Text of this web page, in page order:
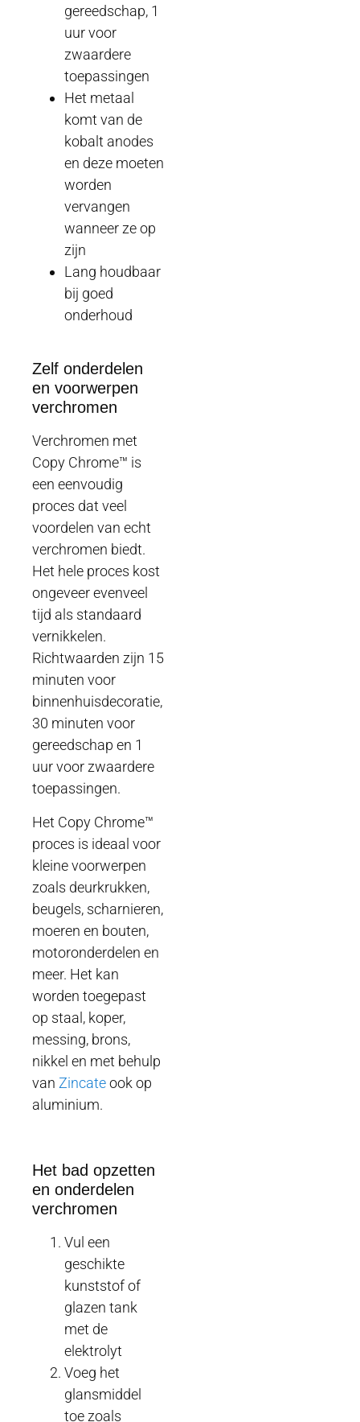
gereedschap, 1
uur voor
zwaardere
toepassingen
Het metaal
komt van de
kobalt anodes
en deze moeten
worden
vervangen
wanneer ze op
zijn
Lang houdbaar
bij goed
onderhoud
Zelf onderdelen
en voorwerpen
verchromen
Verchromen met
Copy Chrome™ is
een eenvoudig
proces dat veel
voordelen van echt
verchromen biedt.
Het hele proces kost
ongeveer evenveel
tijd als standaard
vernikkelen.
Richtwaarden zijn 15
minuten voor
binnenhuisdecoratie,
30 minuten voor
gereedschap en 1
uur voor zwaardere
toepassingen.
Het Copy Chrome™
proces is ideaal voor
kleine voorwerpen
zoals deurkrukken,
beugels, scharnieren,
moeren en bouten,
motoronderdelen en
meer. Het kan
worden toegepast
op staal, koper,
messing, brons,
nikkel en met behulp
van Zincateook op
aluminium.
Het bad opzetten
en onderdelen
verchromen
Vul een
geschikte
kunststof of
glazen tank
met de
elektrolyt
Voeg het
glansmiddel
toe zoals